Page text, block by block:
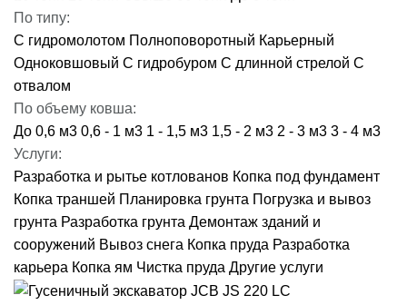
По типу:
С гидромолотом Полноповоротный Карьерный
Одноковшовый С гидробуром С длинной стрелой С
отвалом
По объему ковша:
До 0,6 м3 0,6 - 1 м3 1 - 1,5 м3 1,5 - 2 м3 2 - 3 м3 3 - 4 м3
Услуги:
Разработка и рытье котлованов Копка под фундамент
Копка траншей Планировка грунта Погрузка и вывоз
грунта Разработка грунта Демонтаж зданий и
сооружений Вывоз снега Копка пруда Разработка
карьера Копка ям Чистка пруда Другие услуги